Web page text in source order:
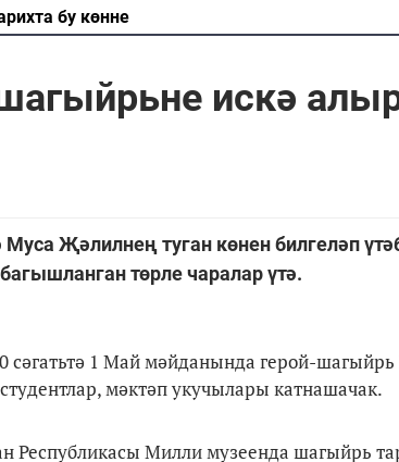
бу көнне
искә
Муса Җәлилнең туган көнен билгеләп
төрле чаралар үтә.
сәгатьтә 1 Май мәйданында герой-
мәктәп укучылары катнашачак.
Республикасы Милли музеенда шагыйрь